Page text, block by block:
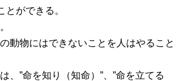
とができる。
動物にはできないことを人はやること
、”命を知り（知命）”、”命を立てる